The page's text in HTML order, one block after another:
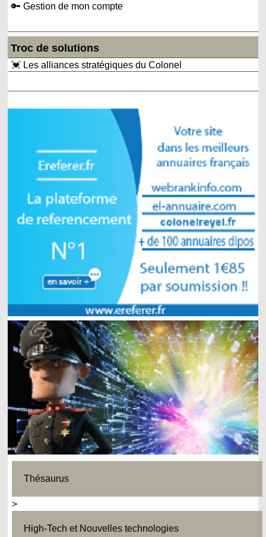
🔑 Gestion de mon compte
Troc de solutions
💓 Les alliances stratégiques du Colonel
Thésaurus
>
High-Tech et Nouvelles technologies